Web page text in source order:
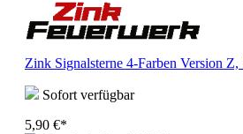
Zink Signalsterne 4-Farben Version Z,
Sofort verfügbar
5,90 €*